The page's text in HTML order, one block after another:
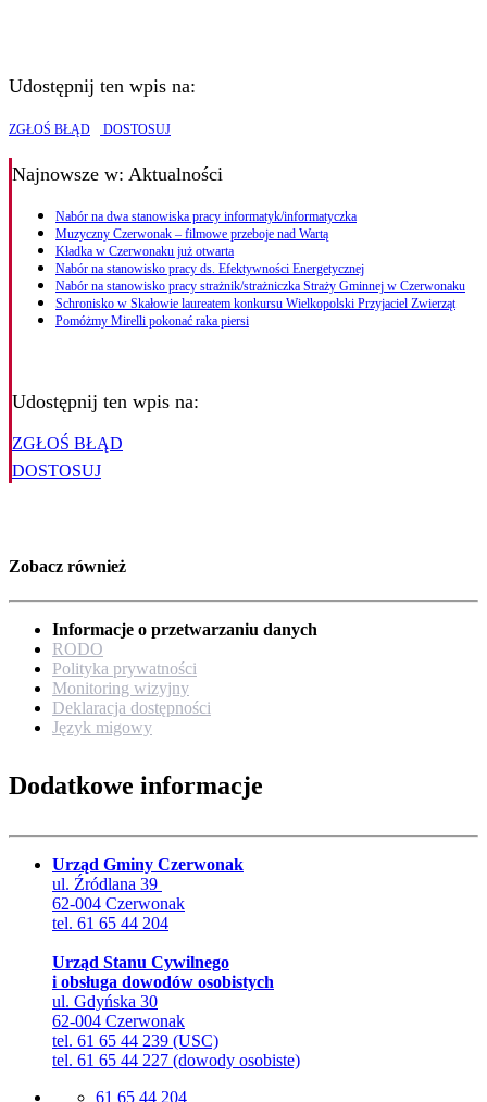
Udostępnij ten wpis na:
ZGŁOŚ BŁĄD DOSTOSUJ
Najnowsze w: Aktualności
Nabór na dwa stanowiska pracy informatyk/informatyczka
Muzyczny Czerwonak – filmowe przeboje nad Wartą
Kładka w Czerwonaku już otwarta
Nabór na stanowisko pracy ds. Efektywności Energetycznej
Nabór na stanowisko pracy strażnik/strażniczka Straży Gminnej w Czerwonaku
Schronisko w Skałowie laureatem konkursu Wielkopolski Przyjaciel Zwierząt
Pomóżmy Mirelli pokonać raka piersi
Udostępnij ten wpis na:
ZGŁOŚ BŁĄD
DOSTOSUJ
Zobacz również
Informacje o przetwarzaniu danych
RODO
Polityka prywatności
Monitoring wizyjny
Deklaracja dostępności
Język migowy
Dodatkowe informacje
Urząd Gminy Czerwonak
ul. Źródlana 39
62-004 Czerwonak
tel. 61 65 44 204
Urząd Stanu Cywilnego
i obsługa dowodów osobistych
ul. Gdyńska 30
62-004 Czerwonak
tel. 61 65 44 239 (USC)
tel. 61 65 44 227 (dowody osobiste)
61 65 44 204